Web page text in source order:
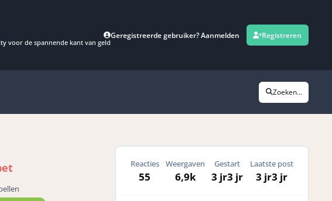
voor de spannende kant van geld
Geregistreerde gebruiker? Aanmelden Registreren
Zoeken...
Reacties
55
Weergaven
6,9k
Gestart
3 jr3 jr
Laatste post
3 jr3 jr